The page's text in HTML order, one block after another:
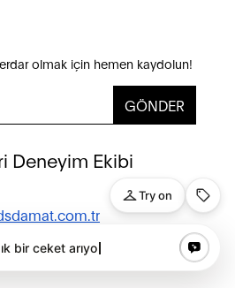
olmak için hemen kaydolun!
GÖNDER
Deneyim Ekibi